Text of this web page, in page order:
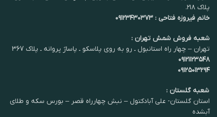
پلاک ۲۱۸.
خانم فیروزه فتاحی : ۰۹۱۲۳۴۳۰۳۷۳
شعبه فروش شمش تهران :
تهران – چهار راه استانبول ـ رو به روی پلاسکو ـ پاساژ پروانه ـ پلاک 367
۰۹۱۲۱۱۲۳۵۴۸
۰۹۱۲۵۰۱۳۲۹۴
شعبه گلستان :
استان گلستان- علی آبادکتول – نبش چهارراه قصر – بورس سکه و طلای
آبشده